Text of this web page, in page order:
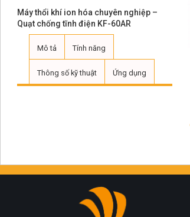
Máy thổi khí ion hóa chuyên nghiệp –
Quạt chống tĩnh điện KF-60AR
Mô tả Tính năng
Thông số kỹ thuật Ứng dụng